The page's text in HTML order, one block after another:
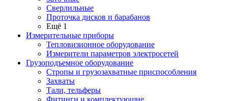
Сверлильные
Проточка дисков и барабанов
Ещё 1
Измерительные приборы
Тепловизионное оборудование
Измерители параметров электросетей
Грузоподъемное оборудование
Стропы и грузозахватные приспособления
Захваты
Тали, тельферы
Фитинги и комплектующие